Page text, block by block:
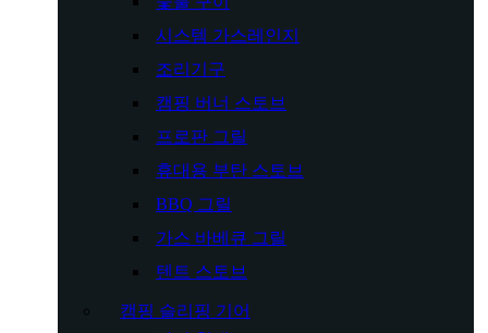
시스템 가스레인지
조리기구
캠핑 버너 스토브
프로판 그릴
휴대용 부탄 스토브
BBQ 그릴
가스 바베큐 그릴
텐트 스토브
캠핑 슬리핑 기어